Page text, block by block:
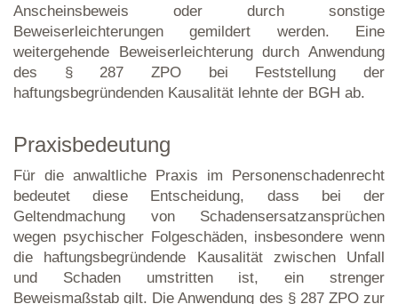
Anscheinsbeweis oder durch sonstige
Beweiserleichterungen gemildert werden. Eine
weitergehende Beweiserleichterung durch Anwendung
des § 287 ZPO bei Feststellung der
haftungsbegründenden Kausalität lehnte der BGH ab.
Praxisbedeutung
Für die anwaltliche Praxis im Personenschadenrecht
bedeutet diese Entscheidung, dass bei der
Geltendmachung von Schadensersatzansprüchen
wegen psychischer Folgeschäden, insbesondere wenn
die haftungsbegründende Kausalität zwischen Unfall
und Schaden umstritten ist, ein strenger
Beweismaßstab gilt. Die Anwendung des § 287 ZPO zur